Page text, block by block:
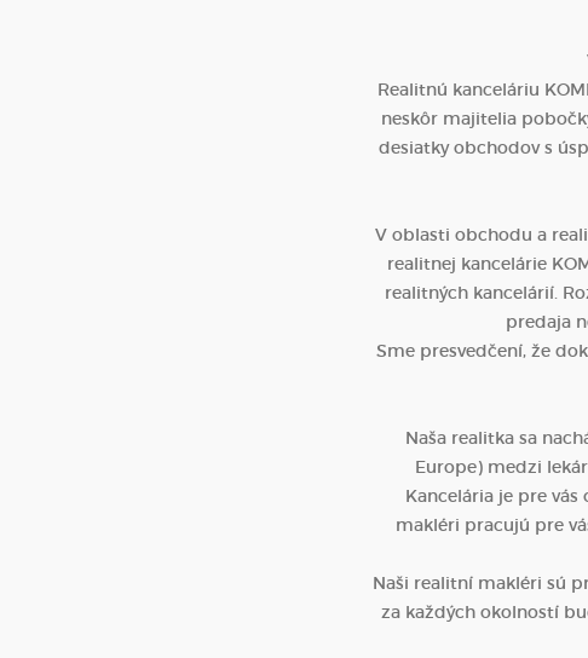
Realitnú kanceláriu
neskôr majitelia
desiatky obchodov s
V oblasti obchodu a
realitnej kancelárie
realitných kancelárií.
predaja
Sme presvedčení, že
Naša realitka sa
Europe) medzi
Kancelária je pre
makléri pracujú pre
Naši realitní makléri sú
za každých okolností